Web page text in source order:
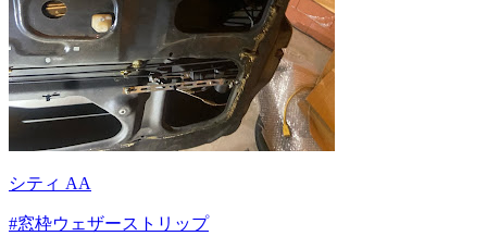
シティ AA
#窓枠ウェザーストリップ